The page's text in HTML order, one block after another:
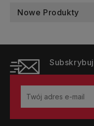
Nowe Produkty